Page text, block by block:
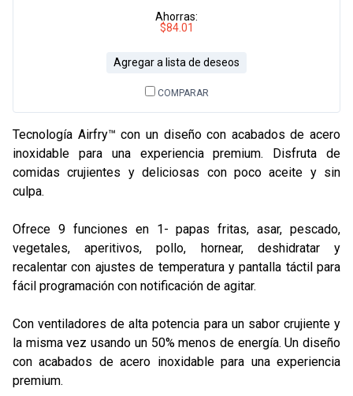
Ahorras:
$84.01
Agregar a lista de deseos
COMPARAR
Tecnología Airfry™ con un diseño con acabados de acero
inoxidable para una experiencia premium. Disfruta de
comidas crujientes y deliciosas con poco aceite y sin
culpa.
Ofrece 9 funciones en 1- papas fritas, asar, pescado,
vegetales, aperitivos, pollo, hornear, deshidratar y
recalentar con ajustes de temperatura y pantalla táctil para
fácil programación con notificación de agitar.
Con ventiladores de alta potencia para un sabor crujiente y
la misma vez usando un 50% menos de energía. Un diseño
con acabados de acero inoxidable para una experiencia
premium.